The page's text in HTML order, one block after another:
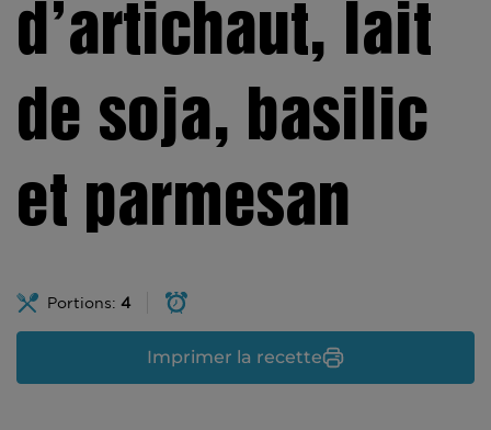
d’artichaut, lait
de soja, basilic
et parmesan
Portions: 4
Imprimer la recette